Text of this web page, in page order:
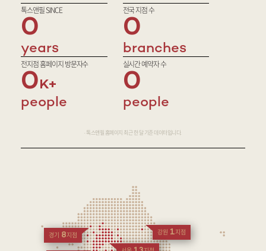
톡스앤필 SINCE
0
years
전국 지점 수
0
branches
전지점 홈페이지 방문자수
0
people
실시간 예약자 수
0
people
· 톡스앤필 홈페이지 최근 한 달 기준 데이터입니다.
경기 8지점 강원 1지점